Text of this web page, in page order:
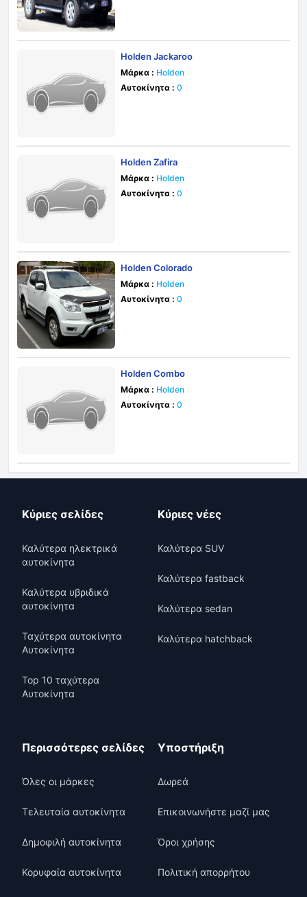
Holden Jackaroo
Μάρκα : Holden
Αυτοκίνητα : 0
Holden Zafira
Μάρκα : Holden
Αυτοκίνητα : 0
Holden Colorado
Μάρκα : Holden
Αυτοκίνητα : 0
Holden Combo
Μάρκα : Holden
Αυτοκίνητα : 0
Κύριες σελίδες
Καλύτερα ηλεκτρικά
αυτοκίνητα
Καλύτερα υβριδικά
αυτοκίνητα
Ταχύτερα αυτοκίνητα
Αυτοκίνητα
Top 10 ταχύτερα
Αυτοκίνητα
Κύριες νέες
Καλύτερα SUV
Καλύτερα fastback
Καλύτερα sedan
Καλύτερα hatchback
Περισσότερες σελίδες
Όλες οι μάρκες
Τελευταία αυτοκίνητα
Δημοφιλή αυτοκίνητα
Κορυφαία αυτοκίνητα
Υποστήριξη
Δωρεά
Επικοινωνήστε μαζί μας
Όροι χρήσης
Πολιτική απορρήτου